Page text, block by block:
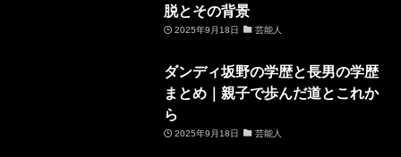
脱とその背景
2025年9月18日 芸能人
ダンディ坂野の学歴と長男の学歴
まとめ｜親子で歩んだ道とこれか
ら
2025年9月18日 芸能人